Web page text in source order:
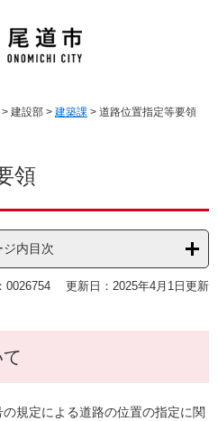
> 建設部 > 建築課 > 道路位置指定等要領
領
ジ内目次
0026754 更新日：2025年4月1日更新
規定による道路の位置の指定に関